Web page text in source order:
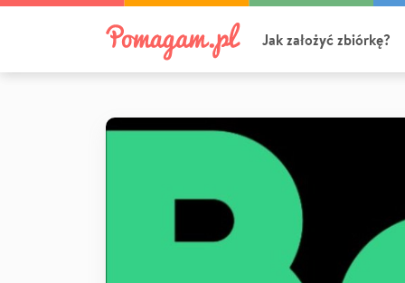
Jak założyć zbiórkę?